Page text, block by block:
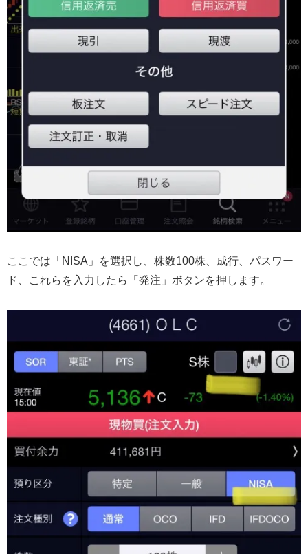
ここでは「NISA」を選択し、株数100株、成行、パスワー
ド、これらを入力したら「発注」ボタンを押します。